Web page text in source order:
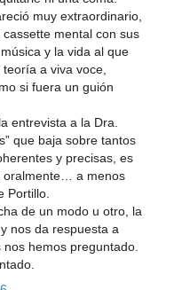
muy extraordinario,
mental con sus
y la vida al que
teoría a viva voce,
si fuera un guión
entrevista a la Dra.
que baja sobre tantos
y precisas, es
oralmente… a menos
Portillo.
de un modo u otro, la
nos da respuesta a
hemos preguntado.